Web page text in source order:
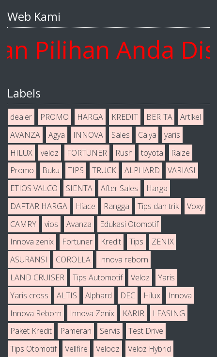
Web Kami
Anda
Labels
dealer PROMO HARGA KREDIT BERITA
Artikel
AVANZA
Agya INNOVA Sales Calya
yaris
HILUX
veloz FORTUNER Rush toyota
Raize
Promo
Buku TIPS TRUCK ALPHARD
VARIASI
ETIOS VALCO
SIENTA After Sales
Harga
DAFTAR HARGA
Hiace Rangga Tips dan trik
Voxy
CAMRY
vios Avanza
Edukasi Otomotif
Innova zenix
Fortuner Kredit Tips
ZENIX
ASURANSI
COROLLA
Innova reborn
LAND CRUISER
Tips Automotif Veloz
Yaris
Yaris cross
ALTIS Alphard DEC Hilux
Innova
Innova Reborn
Innova Zenix KARIR
LEASING
Paket Kredit
Pameran Servis
Test Drive
Tips Otomotif
Vellfire Velooz
Veloz Hybrid